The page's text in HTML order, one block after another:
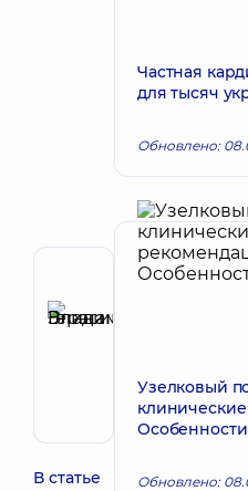
Рецензент
Хирург
сосудистый
В статье
Частная
для тысяч
Обновлено:
Узелковый
Обновлено: